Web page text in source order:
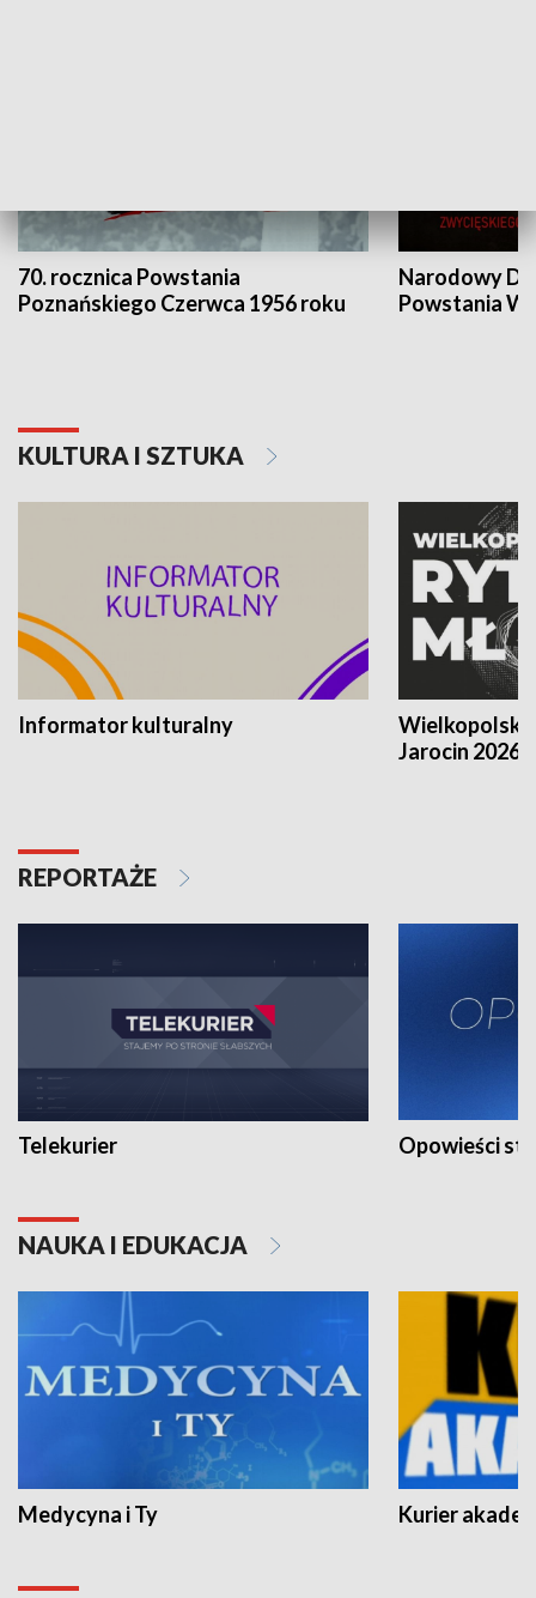
70. rocznica Powstania
Poznańskiego Czerwca 1956 roku
Narodowy
Powstania
KULTURA I SZTUKA
Informator kulturalny
Jarocin 2026
REPORTAŻE
Telekurier Opowieści
NAUKA I EDUKACJA
Medycyna i Ty Kurier